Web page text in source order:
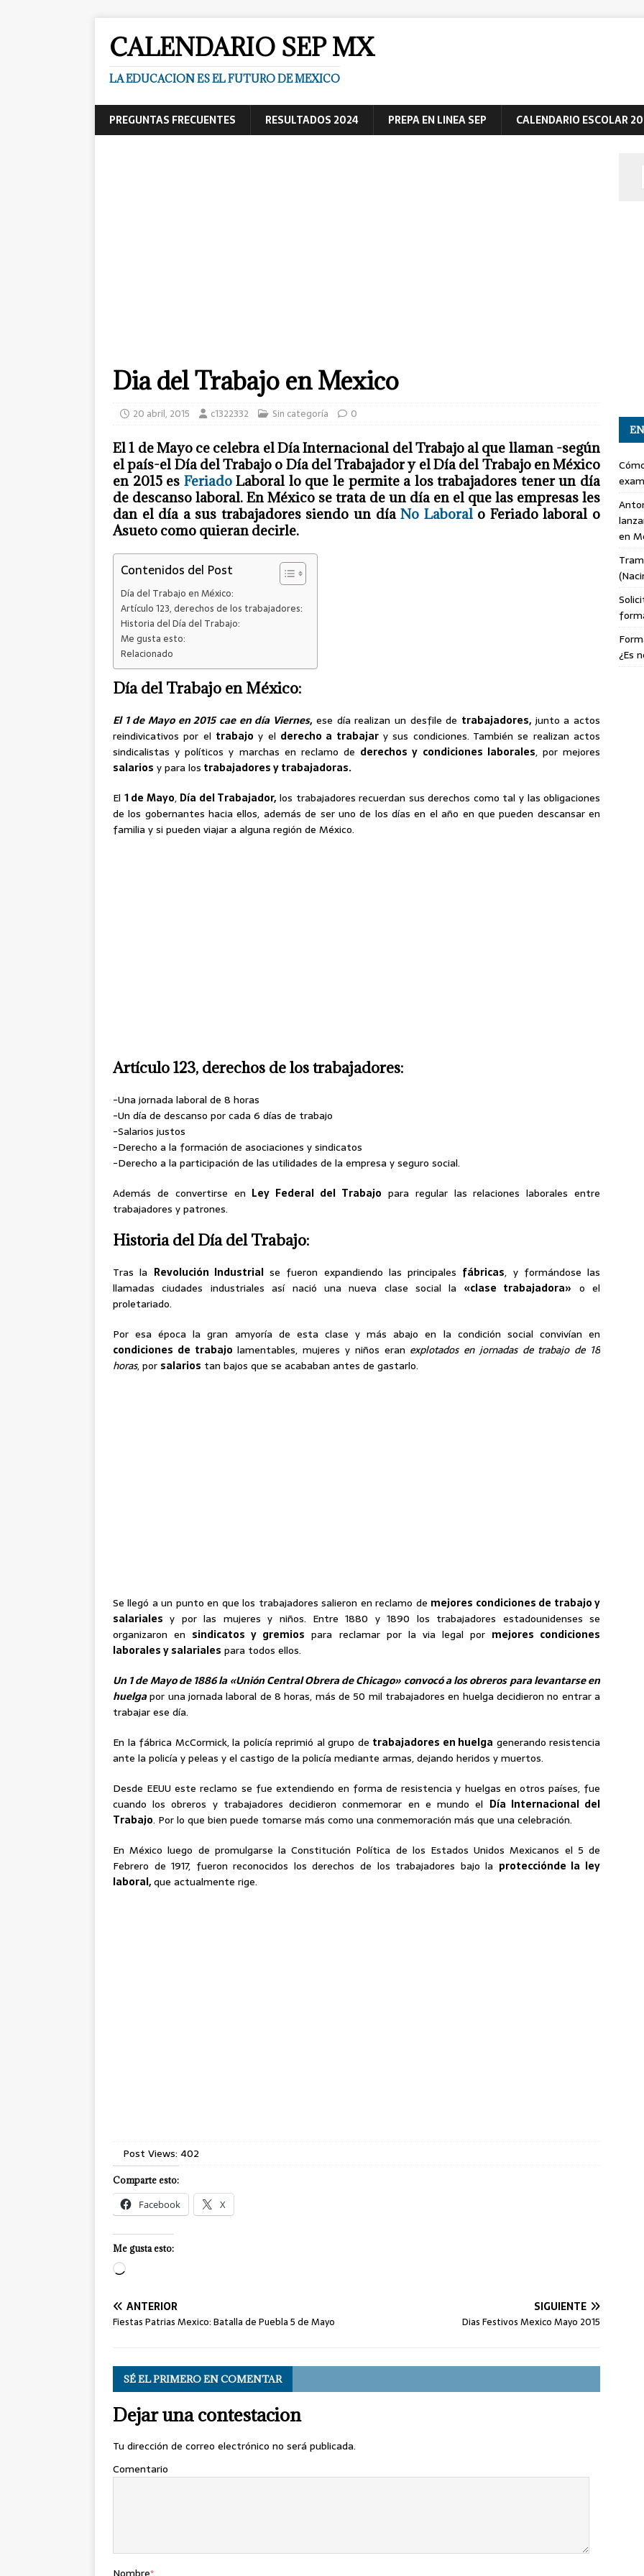
CALENDARIO SEP MX
LA EDUCACION ES EL FUTURO DE MEXICO
PREGUNTAS FRECUENTES RESULTADOS 2024 PREPA EN LINEA SEP CALENDARIO ESCOLAR
Dia del Trabajo en Mexico
20 abril, 2015 c1322332 Sin categoría 0
El1 de Mayoce celebra elDía Internacional del Trabajoal que llaman -según
el país-el Día del Trabajo o Día del Trabajadory elDía del Trabajo en México
en 2015 es FeriadoLaboral lo que le permite a lostrabajadores tener un día
de descanso laboral. EnMéxico se trata de un día en el que las empresas les
dan el día a sus trabajadores siendo un díaNo Laboralo Feriado laboral o
Asueto como quieran decirle.
Contenidos del Post
Día del Trabajo en México:
Artículo 123, derechos de los trabajadores:
Historia del Día del Trabajo:
Me gusta esto:
Relacionado
Día del Trabajo en México:
El 1 de Mayo en 2015 cae en día Viernes, ese día realizan un desfile de trabajadores, junto a actos
reindivicativos por el trabajo y el derecho a trabajary sus condiciones. También se realizan actos
sindicalistas y políticos y marchas en reclamo de derechos y condiciones laborales, por mejores
salarios y para los trabajadores y trabajadoras.
El 1 de Mayo, Día del Trabajador, los trabajadores recuerdan sus derechos como tal y las obligaciones
de los gobernantes hacia ellos, además de ser uno de los días en el año en que pueden descansar en
familia y si pueden viajar a alguna región de México.
Artículo 123, derechos de los trabajadores:
-Una jornada laboral de 8 horas
-Un día de descanso por cada 6 días de trabajo
-Salarios justos
-Derecho a la formación de asociaciones y sindicatos
-Derecho a la participación de las utilidades de la empresa y seguro social.
Además de convertirse en Ley Federal del Trabajo para regular las relaciones laborales entre
trabajadores y patrones.
Historia del Día del Trabajo:
Tras la Revolución Industrialse fueron expandiendo las principales fábricas, y formándose las
llamadas ciudades industriales así nació una nueva clase social la «clase trabajadora» o el
proletariado.
Por esa época la gran amyoría de esta clase y más abajo en la condición social convivían en
condiciones de trabajo lamentables, mujeres y niños eran explotados en jornadas de trabajo de 18
horas, por salarios tan bajos que se acababan antes de gastarlo.
Se llegó a un punto en que los trabajadores salieron en reclamo de mejores condiciones de trabajo y
salariales y por las mujeres y niños. Entre 1880 y 1890 los trabajadores estadounidenses se
organizaron en sindicatos y gremios para reclamar por la via legal por mejores condiciones
laborales y salariales para todos ellos.
Un 1 de Mayo de 1886 la «Unión Central Obrera de Chicago» convocó a los obreros para levantarse en
huelgapor una jornada laboral de 8 horas, más de 50 mil trabajadores en huelga decidieron no entrar a
trabajar ese día.
En la fábrica McCormick, la policía reprimió al grupo de trabajadores en huelga generando resistencia
ante la policía y peleas y el castigo de la policía mediante armas, dejando heridos y muertos.
Desde EEUU este reclamo se fue extendiendo en forma de resistencia y huelgas en otros países, fue
cuando los obreros y trabajadores decidieron conmemorar en e mundo el Día Internacional del
Trabajo. Por lo que bien puede tomarse más como una conmemoración más que una celebración.
En México luego de promulgarse la Constitución Política de los Estados Unidos Mexicanos el 5 de
Febrero de 1917, fueron reconocidos los derechos de los trabajadores bajo la protecciónde la ley
laboral,que actualmente rige.
Post Views: 402
Comparte esto:
Facebook X
Me gusta esto:
ANTERIOR
Fiestas Patrias Mexico: Batalla de Puebla 5 de Mayo
SIGUIENTE
Dias Festivos Mexico Mayo 2015
SÉ EL PRIMERO EN COMENTAR
Dejar una contestacion
Tu dirección de correo electrónico no será publicada.
Comentario
en
¿Es